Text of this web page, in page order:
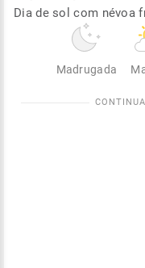
Dia de sol com névoa
Madrugada